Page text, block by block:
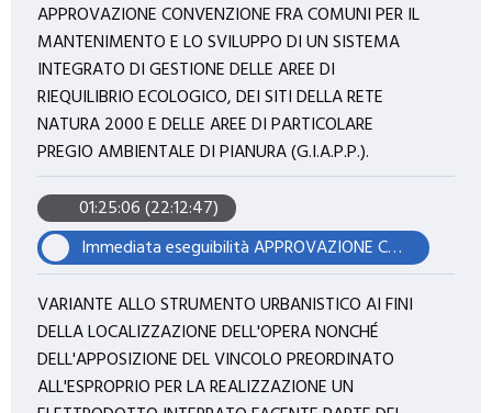
APPROVAZIONE CONVENZIONE FRA COMUNI PER IL
MANTENIMENTO E LO SVILUPPO DI UN SISTEMA
INTEGRATO DI GESTIONE DELLE AREE DI
RIEQUILIBRIO ECOLOGICO, DEI SITI DELLA RETE
NATURA 2000 E DELLE AREE DI PARTICOLARE
PREGIO AMBIENTALE DI PIANURA (G.I.A.P.P.).
01:25:06 (22:12:47)
Immediata eseguibilità APPROVAZIONE CONVENZIONE FRA COMUNI PER IL MANTENIMENTO E LO SVILUPPO DI UN SISTEMA INTEGRATO DI GESTIONE DELLE AREE DI RIEQUILIBRIO ECOLOGICO, DEI SITI DELLA RETE NATURA 2000 E DELLE AREE DI PARTICOLARE PREGIO AMBIENTALE DI PIANURA (G.I.A.P.P.).
VARIANTE ALLO STRUMENTO URBANISTICO AI FINI
DELLA LOCALIZZAZIONE DELL'OPERA NONCHÉ
DELL'APPOSIZIONE DEL VINCOLO PREORDINATO
ALL'ESPROPRIO PER LA REALIZZAZIONE UN